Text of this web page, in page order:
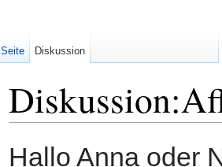
Hallo Anna oder
Seite Diskussion